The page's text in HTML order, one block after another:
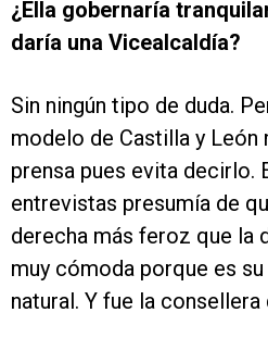
¿Ella gobernaría
daría una Vicealcaldía?
Sin ningún tipo de duda.
modelo de Castilla y León
prensa pues evita decirlo.
entrevistas presumía de
derecha más feroz que la
muy cómoda porque es
natural. Y fue la